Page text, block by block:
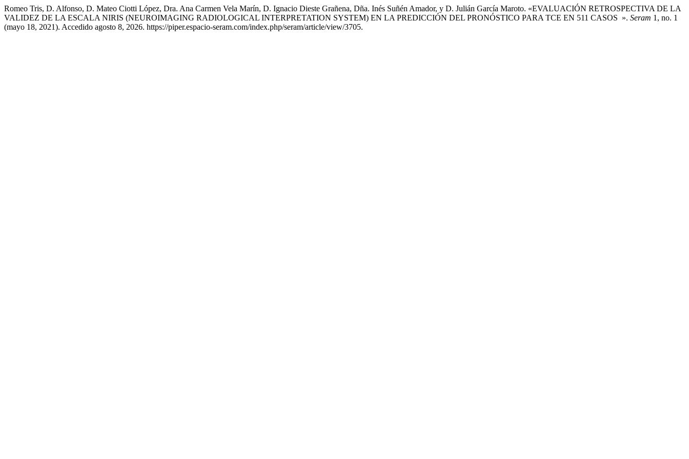
Romeo Tris, D. Alfonso, D. Mateo Ciotti López, Dra. Ana Carmen Vela Marín, D. Ignacio Dieste Grañena, Dña. Inés Suñén Amador, y D. Julián García Maroto. «EVALUACIÓN RETROSPECTIVA DE LA
VALIDEZ DE LA ESCALA NIRIS (NEUROIMAGING RADIOLOGICAL INTERPRETATION SYSTEM) EN LA PREDICCIÓN DEL PRONÓSTICO PARA TCE EN 511 CASOS ». Seram 1, no. 1
(mayo 18, 2021). Accedido agosto 8, 2026. https://piper.espacio-seram.com/index.php/seram/article/view/3705.